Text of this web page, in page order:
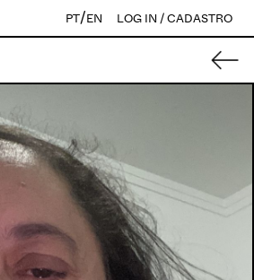
PT/EN LOG IN / CADASTRO